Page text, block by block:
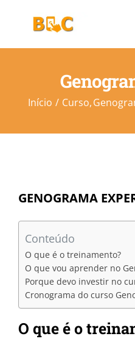
o
Início Curso
GENOGRAMA
Conteúdo
O que é o treinamento?
O que vou aprender no
Porque devo investir no
Cronograma do curso
O que é o